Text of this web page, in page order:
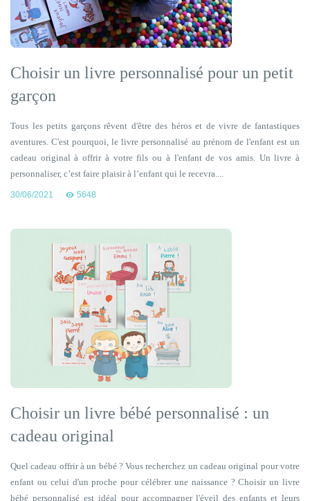
Choisir un livre personnalisé pour un petit
garçon
Tous les petits garçons rêvent d'être des héros et de vivre de fantastiques
aventures. C'est pourquoi, le livre personnalisé au prénom de l'enfant est un
cadeau original à offrir à votre fils ou à l'enfant de vos amis. Un livre à
personnaliser, c’est faire plaisir à l’enfant qui le recevra....
30/06/2021 5648
Choisir un livre bébé personnalisé : un
cadeau original
Quel cadeau offrir à un bébé ? Vous recherchez un cadeau original pour votre
enfant ou celui d'un proche pour célébrer une naissance ? Choisir un livre
bébé personnalisé est idéal pour accompagner l'éveil des enfants et leurs